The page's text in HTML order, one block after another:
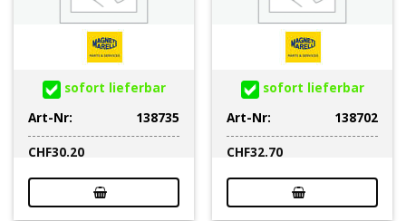
sofort lieferbar
Art-Nr:
138735
CHF30.20
sofort lieferbar
Art-Nr:
138702
CHF32.70